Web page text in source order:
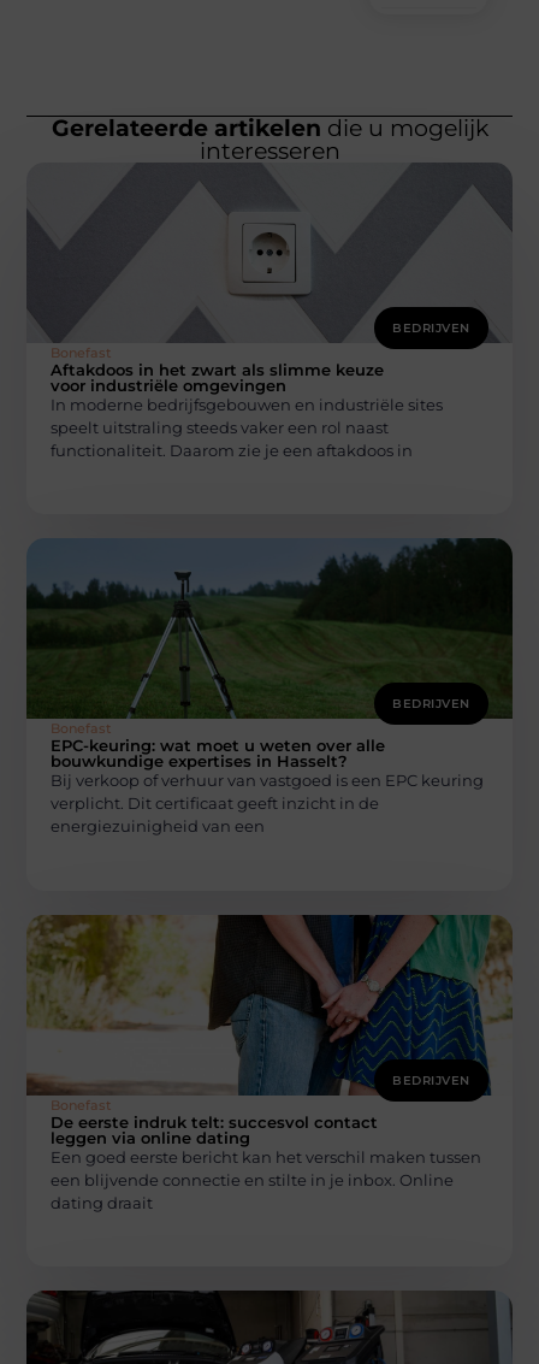
Gerelateerde artikelen die u mogelijk
interesseren
BEDRIJVEN
Bonefast
Aftakdoos in het zwart als slimme keuze
voor industriële omgevingen
In moderne bedrijfsgebouwen en industriële sites
speelt uitstraling steeds vaker een rol naast
functionaliteit. Daarom zie je een aftakdoos in
BEDRIJVEN
Bonefast
EPC-keuring: wat moet u weten over alle
bouwkundige expertises in Hasselt?
Bij verkoop of verhuur van vastgoed is een EPC keuring
verplicht. Dit certificaat geeft inzicht in de
energiezuinigheid van een
BEDRIJVEN
Bonefast
De eerste indruk telt: succesvol contact
leggen via online dating
Een goed eerste bericht kan het verschil maken tussen
een blijvende connectie en stilte in je inbox. Online
dating draait